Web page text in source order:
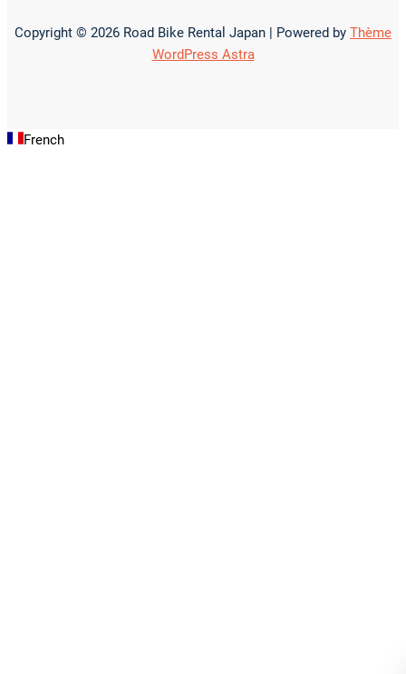
Copyright © 2026 Road Bike Rental Japan | Powered by Thème
WordPress Astra
French